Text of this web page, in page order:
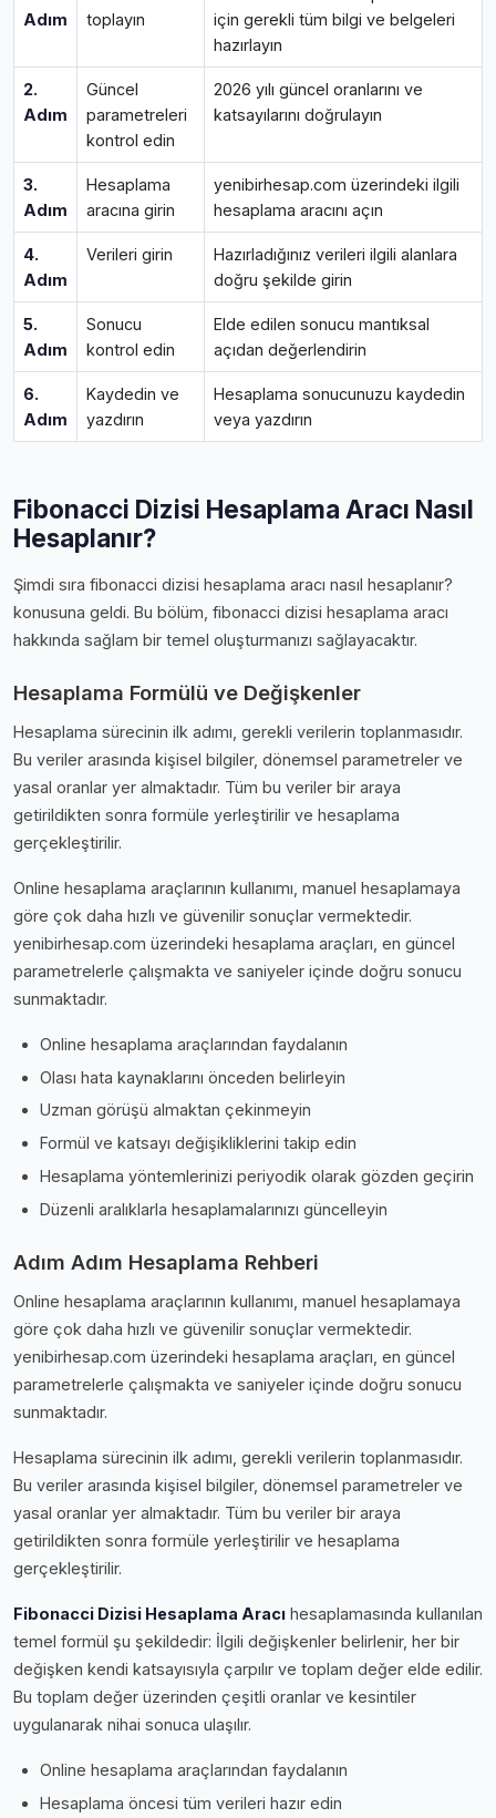
Adım
toplayın
için gerekli tüm bilgi ve belgeleri
hazırlayın
2.
Adım
Güncel
parametreleri
kontrol edin
2026 yılı güncel oranlarını ve
katsayılarını doğrulayın
3.
Adım
Hesaplama
aracına girin
yenibirhesap.com üzerindeki ilgili
hesaplama aracını açın
4.
Adım
Verileri girin
Hazırladığınız verileri ilgili alanlara
doğru şekilde girin
5.
Adım
Sonucu
kontrol edin
Elde edilen sonucu mantıksal
açıdan değerlendirin
6.
Adım
Kaydedin ve
yazdırın
Hesaplama sonucunuzu kaydedin
veya yazdırın
Fibonacci Dizisi Hesaplama Aracı Nasıl
Hesaplanır?
Şimdi sıra fibonacci dizisi hesaplama aracı nasıl hesaplanır?
konusuna geldi. Bu bölüm, fibonacci dizisi hesaplama aracı
hakkında sağlam bir temel oluşturmanızı sağlayacaktır.
Hesaplama Formülü ve Değişkenler
Hesaplama sürecinin ilk adımı, gerekli verilerin toplanmasıdır.
Bu veriler arasında kişisel bilgiler, dönemsel parametreler ve
yasal oranlar yer almaktadır. Tüm bu veriler bir araya
getirildikten sonra formüle yerleştirilir ve hesaplama
gerçekleştirilir.
Online hesaplama araçlarının kullanımı, manuel hesaplamaya
göre çok daha hızlı ve güvenilir sonuçlar vermektedir.
yenibirhesap.com üzerindeki hesaplama araçları, en güncel
parametrelerle çalışmakta ve saniyeler içinde doğru sonucu
sunmaktadır.
Online hesaplama araçlarından faydalanın
Olası hata kaynaklarını önceden belirleyin
Uzman görüşü almaktan çekinmeyin
Formül ve katsayı değişikliklerini takip edin
Hesaplama yöntemlerinizi periyodik olarak gözden geçirin
Düzenli aralıklarla hesaplamalarınızı güncelleyin
Adım Adım Hesaplama Rehberi
Online hesaplama araçlarının kullanımı, manuel hesaplamaya
göre çok daha hızlı ve güvenilir sonuçlar vermektedir.
yenibirhesap.com üzerindeki hesaplama araçları, en güncel
parametrelerle çalışmakta ve saniyeler içinde doğru sonucu
sunmaktadır.
Hesaplama sürecinin ilk adımı, gerekli verilerin toplanmasıdır.
Bu veriler arasında kişisel bilgiler, dönemsel parametreler ve
yasal oranlar yer almaktadır. Tüm bu veriler bir araya
getirildikten sonra formüle yerleştirilir ve hesaplama
gerçekleştirilir.
Fibonacci Dizisi Hesaplama Aracı hesaplamasında kullanılan
temel formül şu şekildedir: İlgili değişkenler belirlenir, her bir
değişken kendi katsayısıyla çarpılır ve toplam değer elde edilir.
Bu toplam değer üzerinden çeşitli oranlar ve kesintiler
uygulanarak nihai sonuca ulaşılır.
Online hesaplama araçlarından faydalanın
Hesaplama öncesi tüm verileri hazır edin